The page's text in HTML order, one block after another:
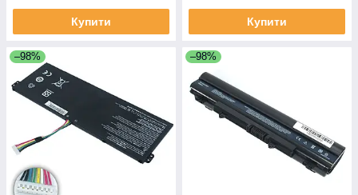
Купити Купити
–98% –98%